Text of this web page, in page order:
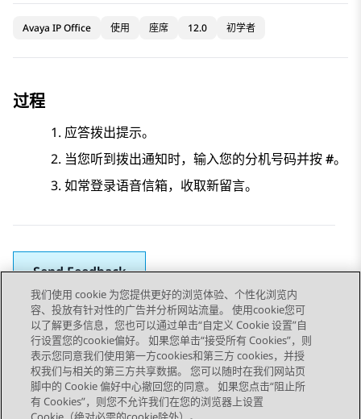
Avaya IP Office 使用 座席 12.0 初学者
过程
应答拨出提示。
当您听到拨出通知时，输入您的分机号码并按#。
如常登录语音信箱，收取新留言。
Send Feedback
Topic navigation
上一主题 下一主题
STAY CONNECTED
我们使用 cookie 为您提供更好的浏览体验、个性化浏览内
容、投放有针对性的广告并分析网站流量。 使用cookie您可
以了解更多信息，您也可以通过单击“自定义 Cookie 设置”自
行设置您的cookie偏好。 如果您单击“接受所有 Cookies”，则
表示您同意我们使用第一方cookies和第三方 cookies，并授
权我们与相关的第三方共享数据。 您可以随时在我们网站页
脚中的 Cookie 偏好中心撤回您的同意。 如果您点击“阻止所
有 Cookies”，则您不允许我们在您的浏览器上设置